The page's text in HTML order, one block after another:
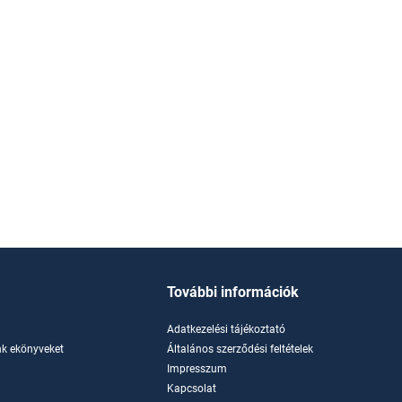
ekönyveket
További információk
Adatkezelési tájékoztató
Általános szerződési feltételek
Impresszum
Kapcsolat